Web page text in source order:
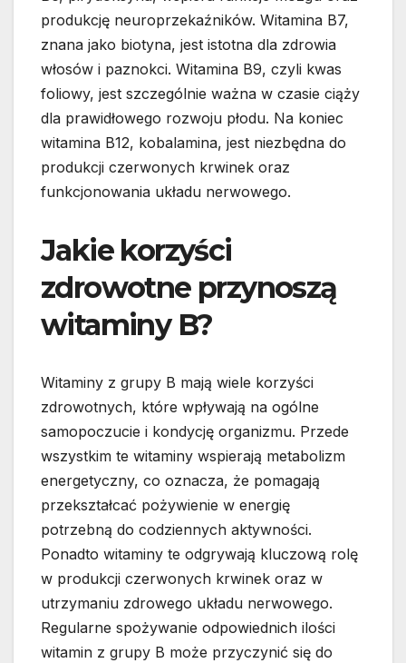
produkcję neuroprzekaźników. Witamina B7,
znana jako biotyna, jest istotna dla zdrowia
włosów i paznokci. Witamina B9, czyli kwas
foliowy, jest szczególnie ważna w czasie ciąży
dla prawidłowego rozwoju płodu. Na koniec
witamina B12, kobalamina, jest niezbędna do
produkcji czerwonych krwinek oraz
funkcjonowania układu nerwowego.
Jakie korzyści
zdrowotne przynoszą
witaminy B?
Witaminy z grupy B mają wiele korzyści
zdrowotnych, które wpływają na ogólne
samopoczucie i kondycję organizmu. Przede
wszystkim te witaminy wspierają metabolizm
energetyczny, co oznacza, że pomagają
przekształcać pożywienie w energię
potrzebną do codziennych aktywności.
Ponadto witaminy te odgrywają kluczową rolę
w produkcji czerwonych krwinek oraz w
utrzymaniu zdrowego układu nerwowego.
Regularne spożywanie odpowiednich ilości
witamin z grupy B może przyczynić się do